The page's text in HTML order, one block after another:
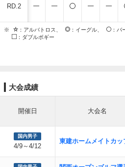
RD.2
※ ：アルバトロス、 ：イーグル、 ：バ
：ダブルボギー
大会成績
開催日 大会名
国内男子
4/9～4/12
東建ホームメイトカッ